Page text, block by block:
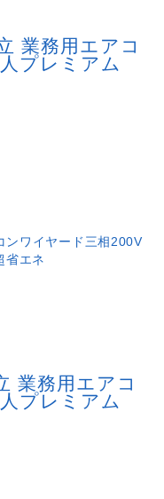
業務用エアコ
プレミアム
ンワイヤード 三相200V
省エネ
業務用エアコ
プレミアム